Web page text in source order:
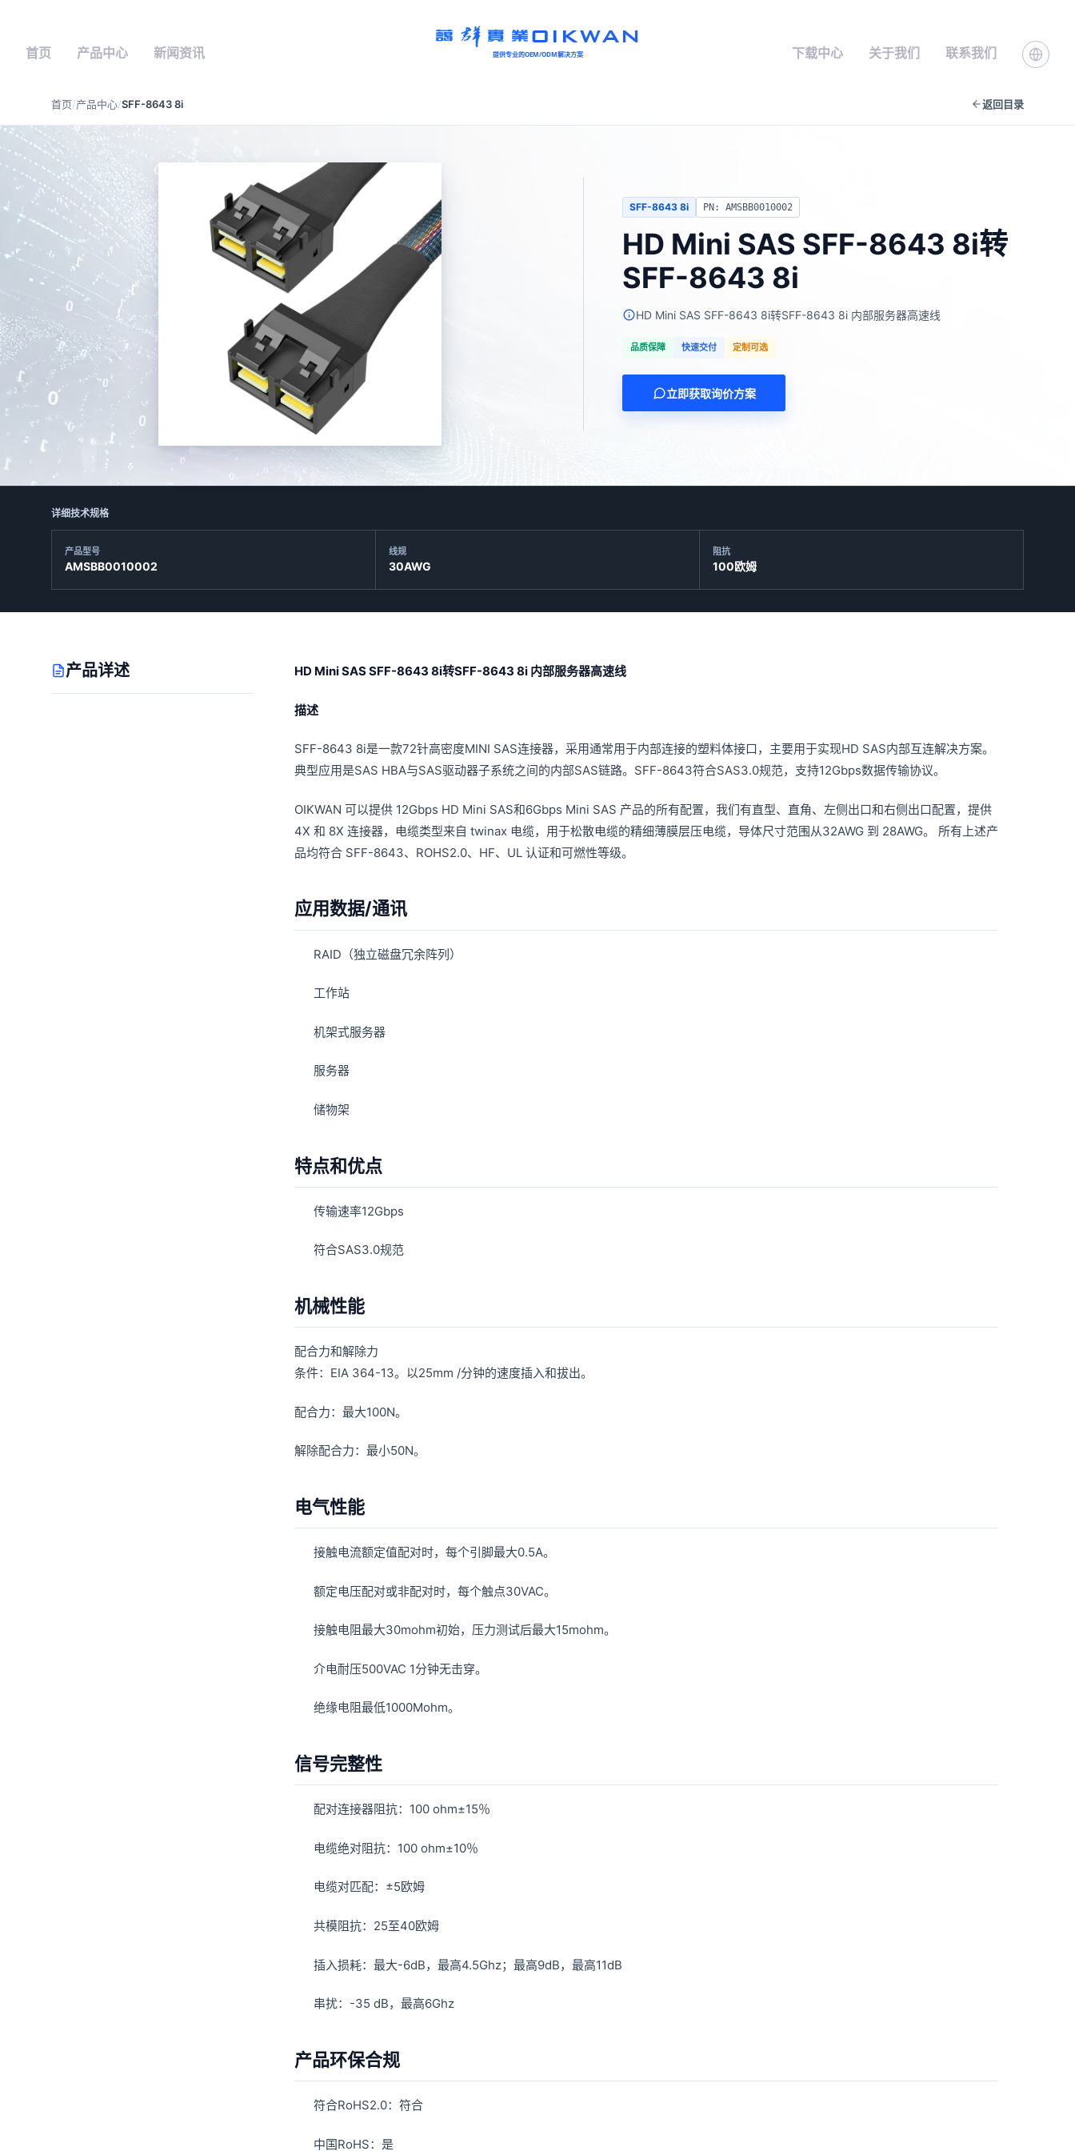
首页 产品中心 新闻资讯
OIKWAN
提供专业的OEM/ODM解决方案 下载中心 关于我们 联系我们
首页/产品中心/SFF-8643 8i 返回目录
SFF-8643 8i PN: AMSBB0010002
HD Mini SAS SFF-8643 8i转
SFF-8643 8i
HD Mini SAS SFF-8643 8i转SFF-8643 8i 内部服务器高速线
品质保障 快速交付 定制可选
立即获取询价方案
详细技术规格
产品型号
AMSBB0010002
线规
30AWG
阻抗
100欧姆
产品详述 HD Mini SAS SFF-8643 8i转SFF-8643 8i 内部服务器高速线
描述
SFF-8643 8i是一款72针高密度MINI SAS连接器，采用通常用于内部连接的塑料体接口，主要用于实现HD SAS内部互连解决方案。
典型应用是SAS HBA与SAS驱动器子系统之间的内部SAS链路。SFF-8643符合SAS3.0规范，支持12Gbps数据传输协议。
OIKWAN 可以提供 12Gbps HD Mini SAS和6Gbps Mini SAS 产品的所有配置，我们有直型、直角、左侧出口和右侧出口配置，提供
4X 和 8X 连接器，电缆类型来自 twinax 电缆，用于松散电缆的精细薄膜层压电缆，导体尺寸范围从32AWG 到 28AWG。 所有上述产
品均符合 SFF-8643、ROHS2.0、HF、UL 认证和可燃性等级。
应用数据/通讯
RAID（独立磁盘冗余阵列）
工作站
机架式服务器
服务器
储物架
特点和优点
传输速率12Gbps
符合SAS3.0规范
机械性能
配合力和解除力
条件：EIA 364-13。以25mm /分钟的速度插入和拔出。
配合力：最大100N。
解除配合力：最小50N。
电气性能
接触电流额定值配对时，每个引脚最大0.5A。
额定电压配对或非配对时，每个触点30VAC。
接触电阻最大30mohm初始，压力测试后最大15mohm。
介电耐压500VAC 1分钟无击穿。
绝缘电阻最低1000Mohm。
信号完整性
配对连接器阻抗：100 ohm±15％
电缆绝对阻抗：100 ohm±10％
电缆对匹配：±5欧姆
共模阻抗：25至40欧姆
插入损耗：最大-6dB，最高4.5Ghz；最高9dB，最高11dB
串扰：-35 dB，最高6Ghz
产品环保合规
符合RoHS2.0：符合
中国RoHS：是